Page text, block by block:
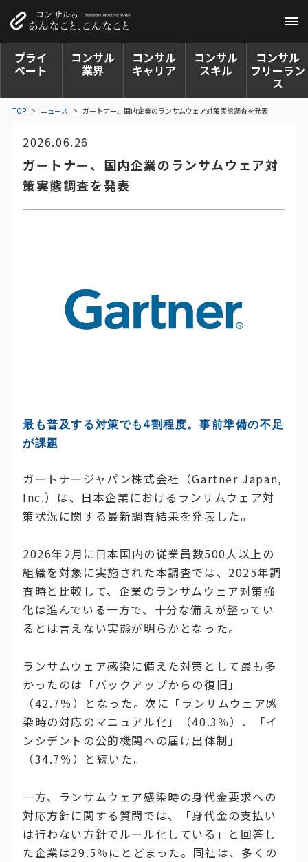
プライ
ベート
コンサル
業界
コンサル
キャリア
コンサル
スキル
コンサル
フリーラン
ス
TOP > ニュース > ガートナー、国内企業のランサムウェア対策実態調査を発表
2026.06.26
ガートナー、国内企業のランサムウェア対
策実態調査を発表
最も普及する対策でも4割程度。事前準備の不足
が課題
ガートナージャパン株式会社（Gartner Japan,
Inc.）は、日本企業におけるランサムウェア対
策状況に関する最新調査結果を発表した。
2026年2月に日本国内の従業員数500人以上の
組織を対象に実施された本調査では、2025年調
査時と比較して、企業のランサムウェア対策強
化は進んでいる一方で、十分な備えが整ってい
るとは言えない実態が明らかとなった。
ランサムウェア感染に備えた対策として最も多
かったのは「バックアップからの復旧」
（42.7％）となった。次に「ランサムウェア感
染時の対応のマニュアル化」（40.3％）、「イ
ンシデントの公的機関への届け出体制」
（34.7％）と続いた。
一方、ランサムウェア感染時の身代金要求への
対応方針に関する質問では、「身代金の支払い
は行わない方針でルール化している」と回答し
た企業は29.5％にとどまった。同社は、多くの